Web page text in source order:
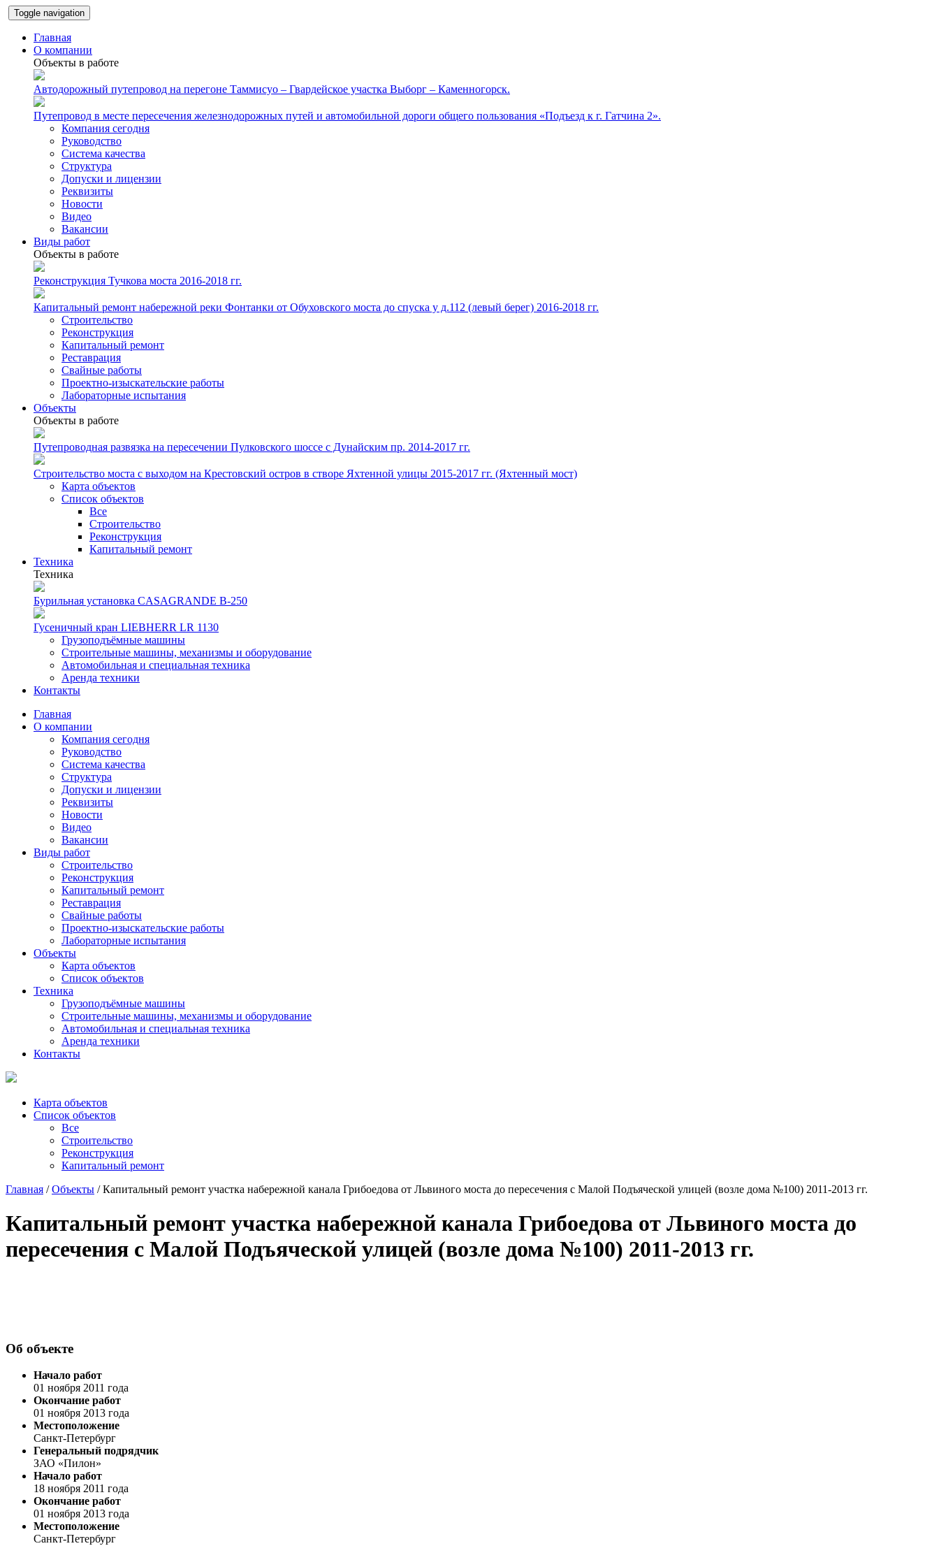
Toggle navigation
Главная
О компании
Объекты в работе
Автодорожный путепровод на перегоне Таммисуо – Гвардейское участка Выборг – Каменногорск.
Путепровод в месте пересечения железнодорожных путей и автомобильной дороги общего пользования «Подъезд к г. Гатчина 2».
Компания сегодня
Руководство
Система качества
Структура
Допуски и лицензии
Реквизиты
Новости
Видео
Вакансии
Виды работ
Объекты в работе
Реконструкция Тучкова моста 2016-2018 гг.
Капитальный ремонт набережной реки Фонтанки от Обуховского моста до спуска у д.112 (левый берег) 2016-2018 гг.
Строительство
Реконструкция
Капитальный ремонт
Реставрация
Свайные работы
Проектно-изыскательские работы
Лабораторные испытания
Объекты
Объекты в работе
Путепроводная развязка на пересечении Пулковского шоссе с Дунайским пр. 2014-2017 гг.
Строительство моста с выходом на Крестовский остров в створе Яхтенной улицы 2015-2017 гг. (Яхтенный мост)
Карта объектов
Список объектов
Все
Строительство
Реконструкция
Капитальный ремонт
Техника
Техника
Бурильная установка CASAGRANDE B-250
Гусеничный кран LIEBHERR LR 1130
Грузоподъёмные машины
Строительные машины, механизмы и оборудование
Автомобильная и специальная техника
Аренда техники
Контакты
Главная
О компании
Компания сегодня
Руководство
Система качества
Структура
Допуски и лицензии
Реквизиты
Новости
Видео
Вакансии
Виды работ
Строительство
Реконструкция
Капитальный ремонт
Реставрация
Свайные работы
Проектно-изыскательские работы
Лабораторные испытания
Объекты
Карта объектов
Список объектов
Техника
Грузоподъёмные машины
Строительные машины, механизмы и оборудование
Автомобильная и специальная техника
Аренда техники
Контакты
Карта объектов
Список объектов
Все
Строительство
Реконструкция
Капитальный ремонт
Главная /Объекты / Капитальный ремонт участка набережной канала Грибоедова от Львиного моста до пересечения с Малой Подъяческой улицей (возле дома №100) 2011-2013 гг.
Капитальный ремонт участка набережной канала Грибоедова от Львиного моста до
пересечения с Малой Подъяческой улицей (возле дома №100) 2011-2013 гг.
Об объекте
Начало работ
01 ноября 2011 года
Окончание работ
01 ноября 2013 года
Местоположение
Санкт-Петербург
Генеральный подрядчик
ЗАО «Пилон»
Начало работ
18 ноября 2011 года
Окончание работ
01 ноября 2013 года
Местоположение
Санкт-Петербург